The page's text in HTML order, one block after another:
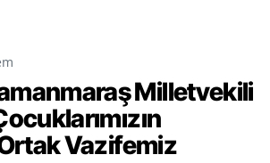
Milletvekili
Vazifemiz